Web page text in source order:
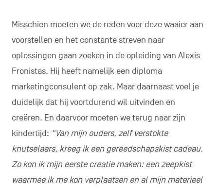
Misschien moeten we de reden voor deze waaier aan
voorstellen en het constante streven naar
oplossingen gaan zoeken in de opleiding van Alexis
Fronistas. Hij heeft namelijk een diploma
marketingconsulent op zak. Maar daarnaast voel je
duidelijk dat hij voortdurend wil uitvinden en
creëren. En daarvoor moeten we terug naar zijn
kindertijd: “Van mijn ouders, zelf verstokte
knutselaars, kreeg ik een gereedschapskist cadeau.
Zo kon ik mijn eerste creatie maken: een zeepkist
waarmee ik me kon verplaatsen en al mijn materieel